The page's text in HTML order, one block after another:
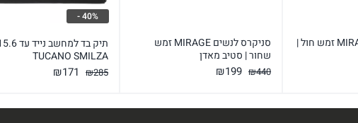
סניקרס לנשים MIRAGE זמש חול |
סניקרס לנשים MIRAGE זמש
שחור | סטיב מאדן
₪440
המחיר
היה:
₪199 המחיר
הוא:
TUCANO SMILZA
₪285
המחיר
היה:
₪171 המחיר
הוא:
40% -